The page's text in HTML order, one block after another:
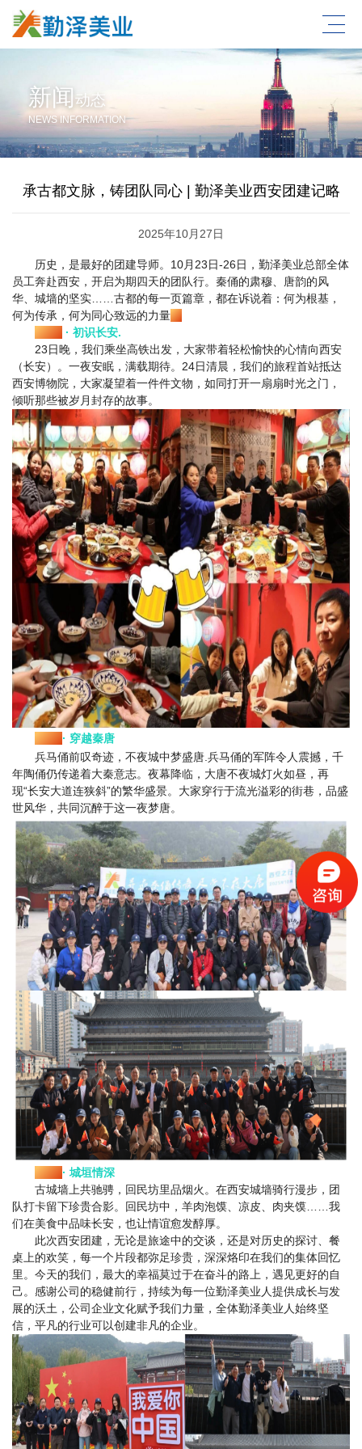
新闻动态
NEWS INFORMATION
承古都文脉，铸团队同心 | 勤泽美业西安团建记略
2025年10月27日
历史，是最好的团建导师。10月23日-26日，勤泽美业总部全体
员工奔赴西安，开启为期四天的团队行。秦俑的肃穆、唐韵的风
华、城墙的坚实……古都的每一页篇章，都在诉说着：何为根基，
何为传承，何为同心致远的力量。
Day1 · 初识长安.
23日晚，我们乘坐高铁出发，大家带着轻松愉快的心情向西安
（长安）。一夜安眠，满载期待。24日清晨，我们的旅程首站抵达
西安博物院，大家凝望着一件件文物，如同打开一扇扇时光之门，
倾听那些被岁月封存的故事。
Day2· 穿越秦唐
兵马俑前叹奇迹，不夜城中梦盛唐. 兵马俑的军阵令人震撼，千
年陶俑仍传递着大秦意志。夜幕降临，大唐不夜城灯火如昼，再
现“长安大道连狭斜”的繁华盛景。大家穿行于流光溢彩的街巷，品盛
世风华，共同沉醉于这一夜梦唐。
Day3· 城垣情深
古城墙上共驰骋，回民坊里品烟火。 在西安城墙骑行漫步，团
队打卡留下珍贵合影。回民坊中，羊肉泡馍、凉皮、肉夹馍……我
们在美食中品味长安，也让情谊愈发醇厚。
此次西安团建，无论是旅途中的交谈，还是对历史的探讨、餐
桌上的欢笑，每一个片段都弥足珍贵，深深烙印在我们的集体回忆
里。 今天的我们，最大的幸福莫过于在奋斗的路上，遇见更好的自
己。感谢公司的稳健前行，持续为每一位勤泽美业人提供成长与发
展的沃土，公司企业文化赋予我们力量，全体勤泽美业人始终坚
信，平凡的行业可以创建非凡的企业。